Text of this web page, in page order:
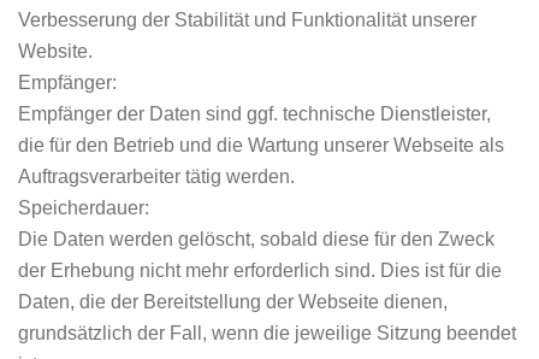
Verbesserung der Stabilität und Funktionalität unserer
Website.
Empfänger:
Empfänger der Daten sind ggf. technische Dienstleister,
die für den Betrieb und die Wartung unserer Webseite als
Auftragsverarbeiter tätig werden.
Speicherdauer:
Die Daten werden gelöscht, sobald diese für den Zweck
der Erhebung nicht mehr erforderlich sind. Dies ist für die
Daten, die der Bereitstellung der Webseite dienen,
grundsätzlich der Fall, wenn die jeweilige Sitzung beendet